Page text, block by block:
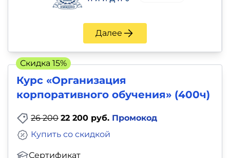
Далее
Курс «Организация
корпоративного обучения» (400ч)
26 200 22 200 руб. Промокод
Сертификат
Купить со скидкой
Скидка 15%